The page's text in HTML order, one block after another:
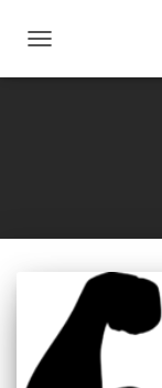
التنقل